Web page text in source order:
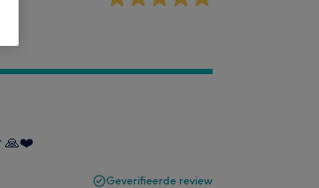
🙏❤️
Geverifieerde review